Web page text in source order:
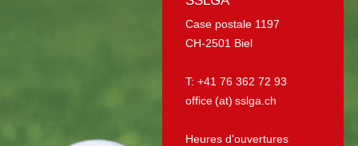
Case postale 1197
CH-2501 Biel
T: +41 76 362 72 93
office (at) sslga.ch
Heures d'ouvertures